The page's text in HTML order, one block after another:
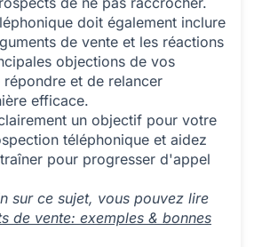
doit également inclure
de vente et les réactions
objections de vos
et de relancer
efficace.
un objectif pour votre
téléphonique et aidez
pour progresser d'appel
sur ce sujet, vous pouvez lire
de vente: exemples & bonnes